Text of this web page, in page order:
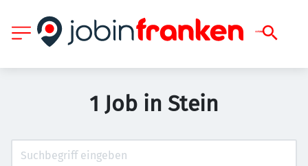
1 Job in Stein